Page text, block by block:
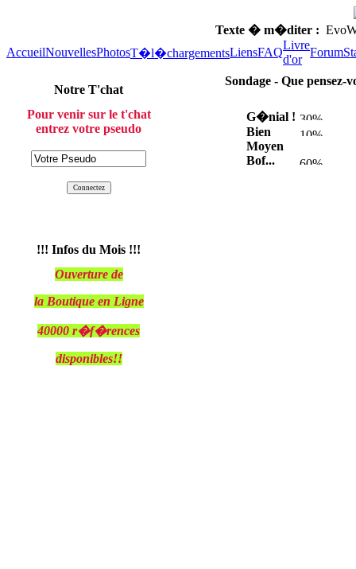
Texte � m�diter :
AccueilNouvellesPhotosT�l�chargementsLiensFAQ
Livre
d'or
Forum
Notre T'chat
Pour venir sur le t'chat
entrez votre pseudo
!!! Infos du Mois !!!
Ouverture de
la Boutique en Ligne
40000 r�f�rences
disponibles!!
Sondage - Que pensez-
G�nial !
Bien
Moyen
Bof...